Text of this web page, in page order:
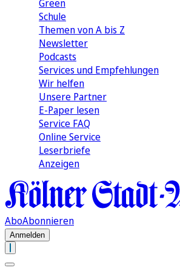
Green
Schule
Themen von A bis Z
Newsletter
Podcasts
Services und Empfehlungen
Wir helfen
Unsere Partner
E-Paper lesen
Service FAQ
Online Service
Leserbriefe
Anzeigen
AboAbonnieren
Anmelden